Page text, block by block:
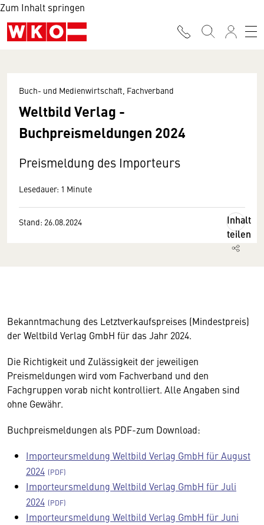
Zum Inhalt springen
Buch- und Medienwirtschaft, Fachverband
Weltbild Verlag -
Buchpreismeldungen 2024
Preismeldung des Importeurs
Lesedauer: 1 Minute
Stand: 26.08.2024
Inhalt
teilen
Bekanntmachung des Letztverkaufspreises (Mindestpreis)
der Weltbild Verlag GmbH für das Jahr 2024.
Die Richtigkeit und Zulässigkeit der jeweiligen
Preismeldungen wird vom Fachverband und den
Fachgruppen vorab nicht kontrolliert. Alle Angaben sind
ohne Gewähr.
Buchpreismeldungen als PDF-zum Download:
Importeursmeldung Weltbild Verlag GmbH für August
2024
Importeursmeldung Weltbild Verlag GmbH für Juli
2024
Importeursmeldung Weltbild Verlag GmbH für Juni